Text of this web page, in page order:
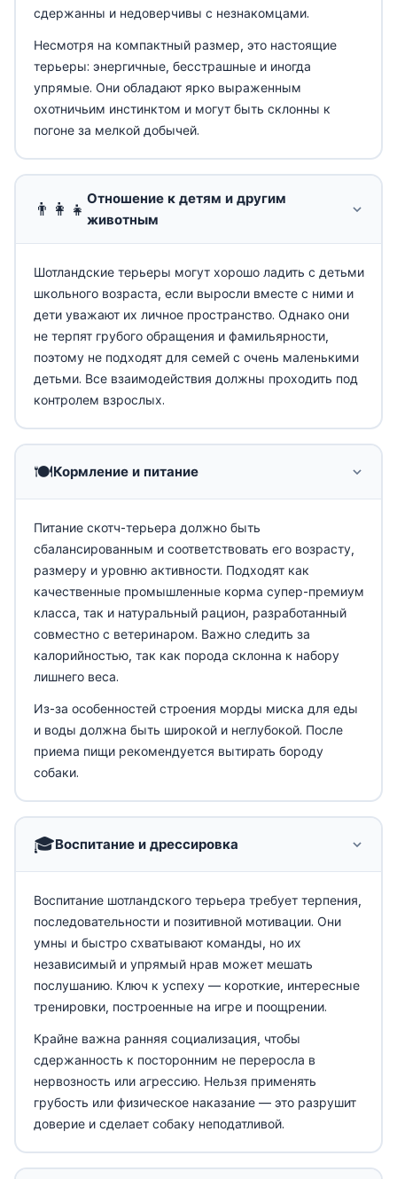
сдержанны и недоверчивы с незнакомцами.
Несмотря на компактный размер, это настоящие
терьеры: энергичные, бесстрашные и иногда
упрямые. Они обладают ярко выраженным
охотничьим инстинктом и могут быть склонны к
погоне за мелкой добычей.
👨‍👩‍👧
Отношение к детям и другим
животным
Шотландские терьеры могут хорошо ладить с детьми
школьного возраста, если выросли вместе с ними и
дети уважают их личное пространство. Однако они
не терпят грубого обращения и фамильярности,
поэтому не подходят для семей с очень маленькими
детьми. Все взаимодействия должны проходить под
контролем взрослых.
🍽️Кормление и питание
Питание скотч-терьера должно быть
сбалансированным и соответствовать его возрасту,
размеру и уровню активности. Подходят как
качественные промышленные корма супер-премиум
класса, так и натуральный рацион, разработанный
совместно с ветеринаром. Важно следить за
калорийностью, так как порода склонна к набору
лишнего веса.
Из-за особенностей строения морды миска для еды
и воды должна быть широкой и неглубокой. После
приема пищи рекомендуется вытирать бороду
собаки.
🎓Воспитание и дрессировка
Воспитание шотландского терьера требует терпения,
последовательности и позитивной мотивации. Они
умны и быстро схватывают команды, но их
независимый и упрямый нрав может мешать
послушанию. Ключ к успеху — короткие, интересные
тренировки, построенные на игре и поощрении.
Крайне важна ранняя социализация, чтобы
сдержанность к посторонним не переросла в
нервозность или агрессию. Нельзя применять
грубость или физическое наказание — это разрушит
доверие и сделает собаку неподатливой.